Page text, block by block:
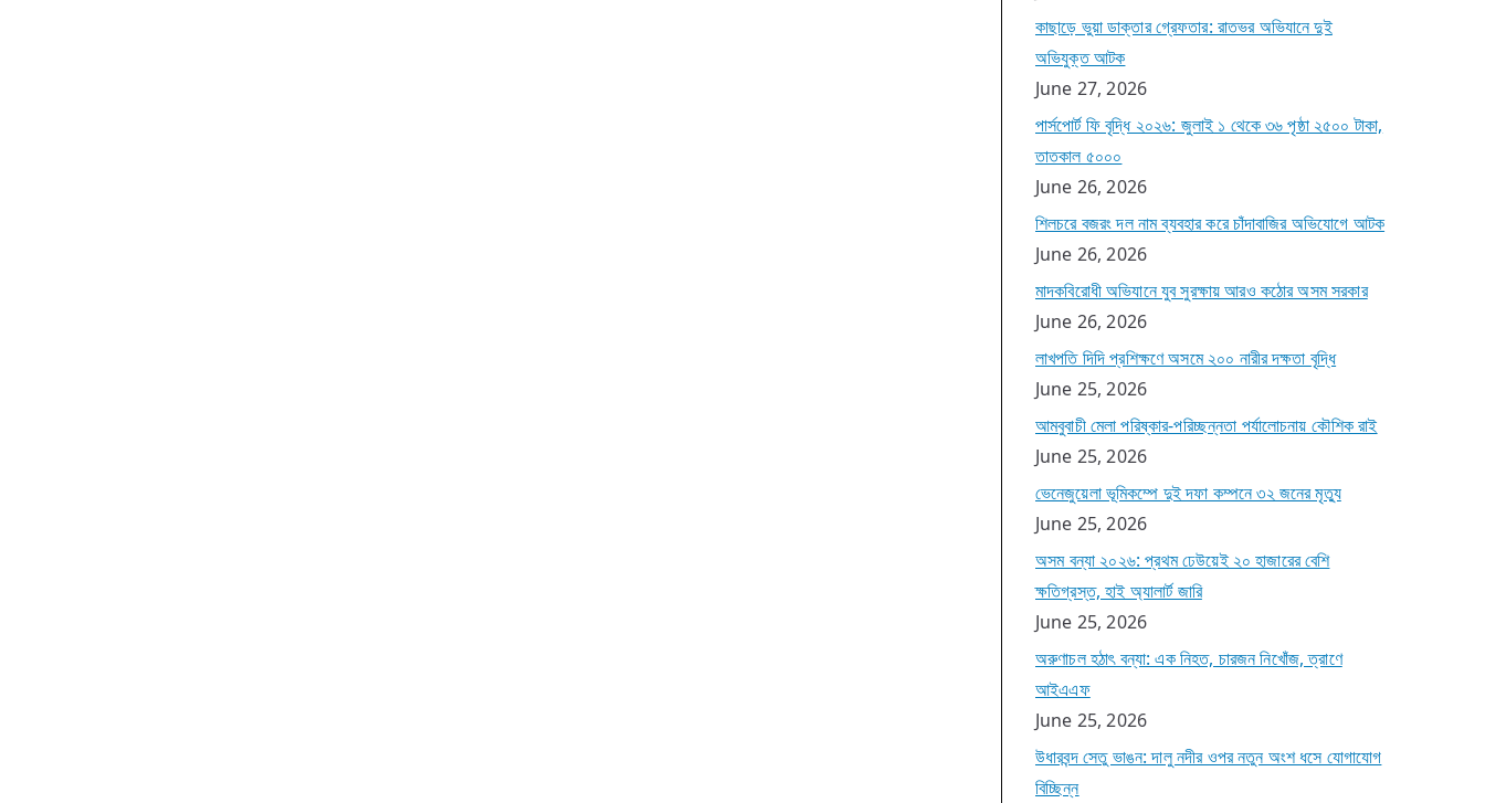
কাছাড়ে ভুয়া ডাক্তার গ্রেফতার: রাতভর অভিযানে দুই
অভিযুক্ত আটক
June 27, 2026
পার্সপোর্ট ফি বৃদ্ধি ২০২৬: জুলাই ১ থেকে ৩৬ পৃষ্ঠা ২৫০০ টাকা,
তাতকাল ৫০০০
June 26, 2026
শিলচরে বজরং দল নাম ব্যবহার করে চাঁদাবাজির অভিযোগে আটক
June 26, 2026
মাদকবিরোধী অভিযানে যুব সুরক্ষায় আরও কঠোর অসম সরকার
June 26, 2026
লাখপতি দিদি প্রশিক্ষণে অসমে ২০০ নারীর দক্ষতা বৃদ্ধি
June 25, 2026
আমবুবাচী মেলা পরিষ্কার-পরিচ্ছন্নতা পর্যালোচনায় কৌশিক রাই
June 25, 2026
ভেনেজুয়েলা ভূমিকম্পে দুই দফা কম্পনে ৩২ জনের মৃত্যু
June 25, 2026
অসম বন্যা ২০২৬: প্রথম ঢেউয়েই ২০ হাজারের বেশি
ক্ষতিগ্রস্ত, হাই অ্যালার্ট জারি
June 25, 2026
অরুণাচল হঠাৎ বন্যা: এক নিহত, চারজন নিখোঁজ, ত্রাণে
আইএএফ
June 25, 2026
উধারবন্দ সেতু ভাঙন: দালু নদীর ওপর নতুন অংশ ধসে যোগাযোগ
বিচ্ছিন্ন